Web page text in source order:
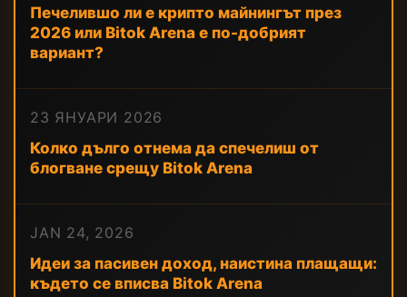
Печелившо ли е крипто майнингът през
2026 или Bitok Arena е по-добрият
вариант?
23 ЯНУАРИ 2026
Колко дълго отнема да спечелиш от
блогване срещу Bitok Arena
JAN 24, 2026
Идеи за пасивен доход, наистина плащащи:
където се вписва Bitok Arena